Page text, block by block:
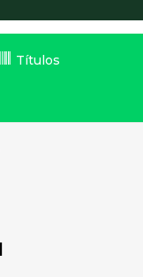
Títulos